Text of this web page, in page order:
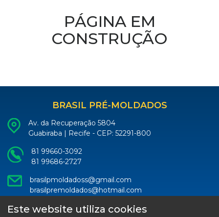
PÁGINA EM
CONSTRUÇÃO
BRASIL PRÉ-MOLDADOS
Av. da Recuperação 5804
Guabiraba | Recife - CEP: 52291-800
81 99660-3092
81 99686-2727
brasilpmoldadoss@gmail.com
brasilpremoldados@hotmail.com
Este website utiliza cookies